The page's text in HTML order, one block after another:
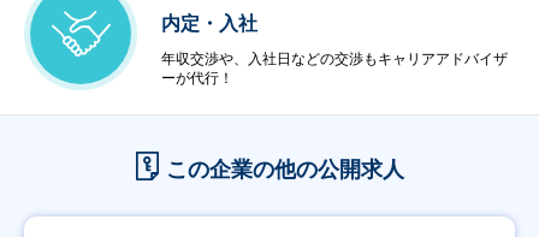
内定・入社
年収交渉や、入社日などの交渉もキャリアアドバイザ
ーが代行！
この企業の他の公開求人